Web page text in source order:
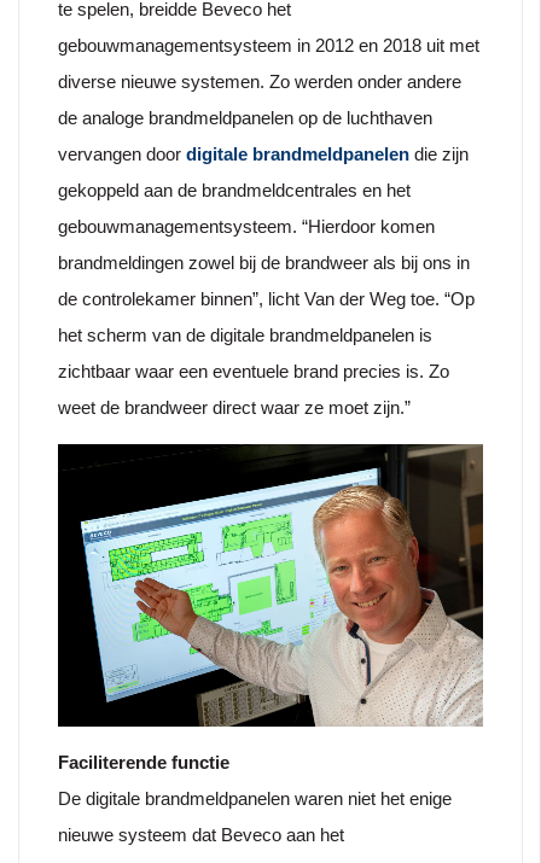
te spelen, breidde Beveco het
gebouwmanagementsysteem in 2012 en 2018 uit met
diverse nieuwe systemen. Zo werden onder andere
de analoge brandmeldpanelen op de luchthaven
vervangen door digitale brandmeldpanelen die zijn
gekoppeld aan de brandmeldcentrales en het
gebouwmanagementsysteem. “Hierdoor komen
brandmeldingen zowel bij de brandweer als bij ons in
de controlekamer binnen”, licht Van der Weg toe. “Op
het scherm van de digitale brandmeldpanelen is
zichtbaar waar een eventuele brand precies is. Zo
weet de brandweer direct waar ze moet zijn.”
Faciliterende functie
De digitale brandmeldpanelen waren niet het enige
nieuwe systeem dat Beveco aan het